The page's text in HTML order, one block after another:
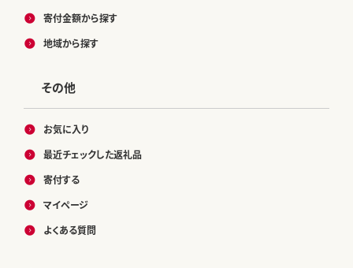
寄付金額から探す
地域から探す
その他
お気に入り
最近チェックした返礼品
寄付する
マイページ
よくある質問